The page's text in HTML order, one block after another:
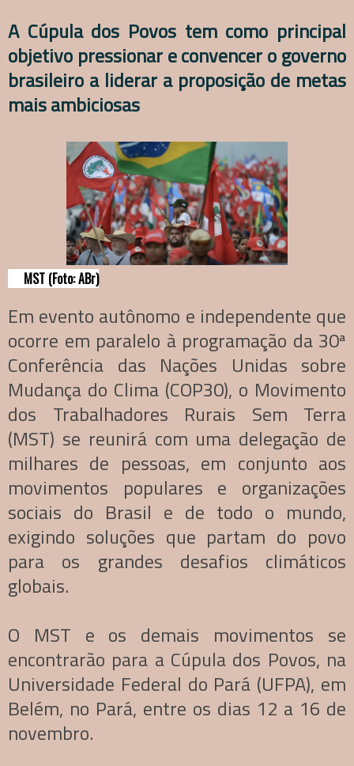
A Cúpula dos Povos tem como principal
objetivo pressionar e convencer o governo
brasileiro a liderar a proposição de metas
mais ambiciosas
MST (Foto: ABr)
Em evento autônomo e independente que
ocorre em paralelo à programação da 30ª
Conferência das Nações Unidas sobre
Mudança do Clima (COP30), o Movimento
dos Trabalhadores Rurais Sem Terra
(MST) se reunirá com uma delegação de
milhares de pessoas, em conjunto aos
movimentos populares e organizações
sociais do Brasil e de todo o mundo,
exigindo soluções que partam do povo
para os grandes desafios climáticos
globais.
O MST e os demais movimentos se
encontrarão para a Cúpula dos Povos, na
Universidade Federal do Pará (UFPA), em
Belém, no Pará, entre os dias 12 a 16 de
novembro.